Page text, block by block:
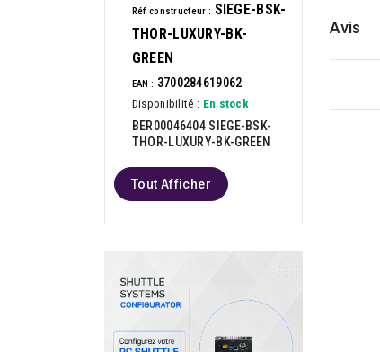
Réf constructeur : SIEGE-BSK-
THOR-LUXURY-BK-
GREEN
EAN : 3700284619062
Disponibilité : En stock
BER00046404 SIEGE-BSK-
THOR-LUXURY-BK-GREEN
Tout Afficher
Avis